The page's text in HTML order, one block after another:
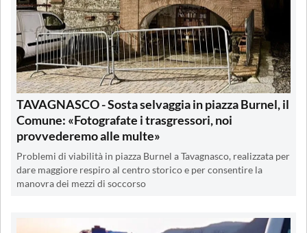
TAVAGNASCO - Sosta selvaggia in piazza Burnel, il
Comune: «Fotografate i trasgressori, noi
provvederemo alle multe»
Problemi di viabilità in piazza Burnel a Tavagnasco, realizzata per
dare maggiore respiro al centro storico e per consentire la
manovra dei mezzi di soccorso